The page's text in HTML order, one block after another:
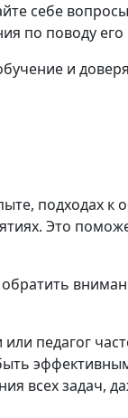
себе
по поводу
и
подходах к
Это
педагог
всех задач,